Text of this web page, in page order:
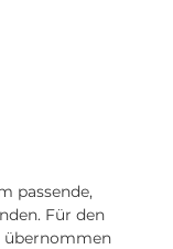
passende,
Für den
übernommen